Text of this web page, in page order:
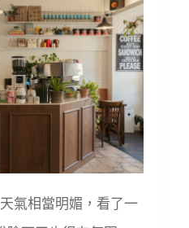
天氣相當明媚，看了一